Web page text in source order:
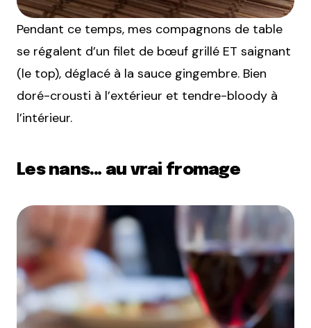
Pendant ce temps, mes compagnons de table
se régalent d’un filet de bœuf grillé ET saignant
(le top), déglacé à la sauce gingembre. Bien
doré-crousti à l’extérieur et tendre-bloody à
l’intérieur.
Les nans… au vrai fromage